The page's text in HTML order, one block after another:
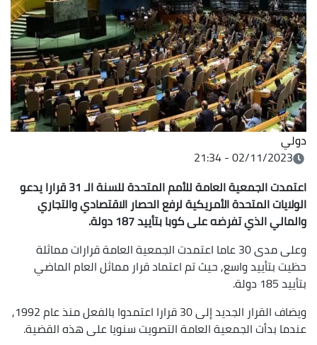
دولي
02/11/2023 - 21:34
اعتمدت الجمعية العامة للأمم المتحدة للسنة الـ 31 قرارا يدعو
الولايات المتحدة الأمريكية لرفع الحصار الاقتصادي والتجاري
والمالي الذي تفرضه على كوبا بتأييد 187 دولة.
وعلى مدى 30 عاما اعتمدت الجمعية العامة قرارات مماثلة
حظيت بتأييد واسع, حيث تم اعتماد قرار مماثل العام الماضي
بتأييد 185 دولة.
ويضاف القرار الجديد إلى 30 قرارا اعتمدوا بالفعل منذ عام 1992,
عندما بدأت الجمعية العامة التصويت سنويا على هذه القضية.